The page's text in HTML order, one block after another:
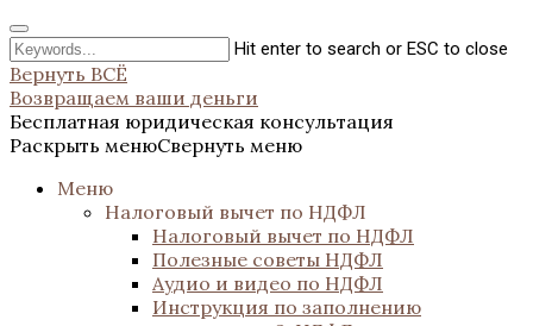
Hit enter to search or ESC to close
Вернуть ВСЁ
Возвращаем ваши деньги
Бесплатная юридическая консультация
Раскрыть менюСвернуть меню
Меню
Налоговый вычет по НДФЛ
Налоговый вычет по НДФЛ
Полезные советы НДФЛ
Аудио и видео по НДФЛ
Инструкция по заполнению